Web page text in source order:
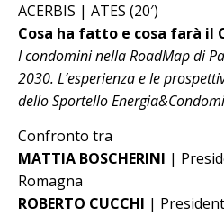
ACERBIS | ATES (20′)
Cosa ha fatto e cosa farà il
I condomini nella RoadMap di
2030. L’esperienza e le
dello Sportello
Confronto tra
MATTIA BOSCHERINI |
Romagna
ROBERTO CUCCHI |